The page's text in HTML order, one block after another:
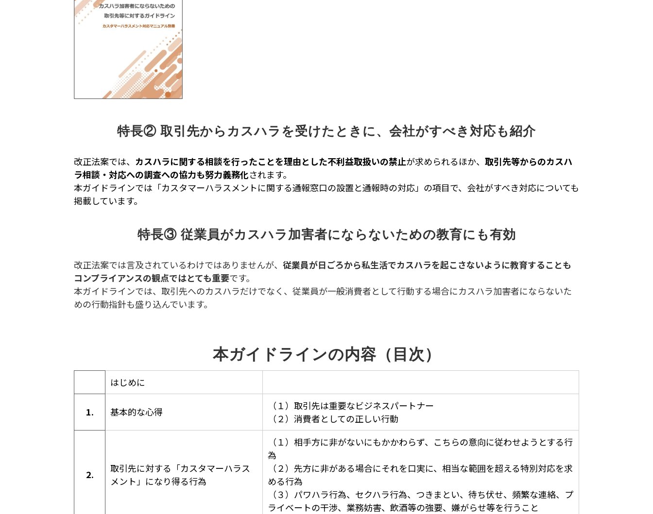
特長② 取引先からカスハラを受けたときに、会社がすべき対応も紹介
改正法案では、 カスハラに関する相談を行ったことを理由とした不利益取扱いの禁止が求められるほか、 取引先等からのカスハ
ラ相談・対応への調査への協力も努力義務化されます。
本ガイドラインでは「カスタマーハラスメントに関する通報窓口の設置と通報時の対応」の項目で、会社がすべき対応についても
掲載しています。
特長③ 従業員がカスハラ加害者にならないための教育にも有効
改正法案では言及されているわけではありませんが、 従業員が日ごろから私生活でカスハラを起こさないように教育することも
コンプライアンスの観点ではとても重要です。
本ガイドラインでは、取引先へのカスハラだけでなく、従業員が一般消費者として行動する場合にカスハラ加害者にならないた
めの行動指針も盛り込んでいます。
本ガイドラインの内容（目次）
はじめに
1. 基本的な心得
（１）取引先は重要なビジネスパートナー
（２）消費者としての正しい行動
2.
取引先に対する「カスタマーハラス
メント」になり得る行為
（１）相手方に非がないにもかかわらず、こちらの意向に従わせようとする行
為
（２）先方に非がある場合にそれを口実に、相当な範囲を超える特別対応を求
める行為
（３）パワハラ行為、セクハラ行為、つきまとい、待ち伏せ、頻繁な連絡、プ
ライベートの干渉、業務妨害、飲酒等の強要、嫌がらせ等を行うこと